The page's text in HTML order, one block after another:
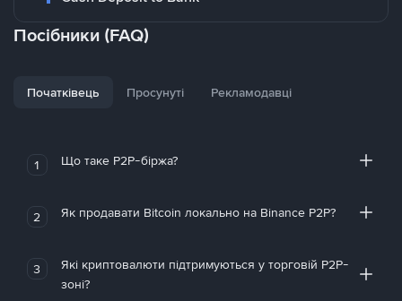
Посібники (FAQ)
Початківець Просунуті Рекламодавці
1 Що таке P2P-біржа?
2 Як продавати Bitcoin локально на Binance P2P?
3
Які криптовалюти підтримуються у торговій P2P-
зоні?